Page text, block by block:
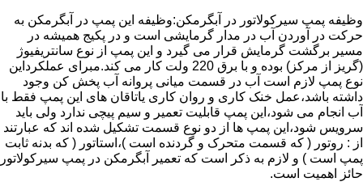
وظیفه پمپ سیرکولاتور در آبگرمکن:وظیفه این پمپ در آبگرمکن به
حرکت در آوردن آب در مدار گرمایشی است و در پکیج همیشه در
مسیر برگشت گرمایش قرار می گیرد و این پمپ از نوع سانتریفیوژ
(گریز از مرکز) بوده و با برق 220 ولت کار می کند.مبرای عملکرداین
نوع پمپ لازم است آب در قسمت میانی پروانه آب پخش کن وجود
داشته باشد،عمل خنک کاری و روان کاری یاتاقان های این پمپ فقط با
آب انجام می شود،این پمپ قابلیت تعمیر و سیم پیچی ندارد ولی باید
سرویس شود،این پمپ ها از دو نوع قسمت تشکیل شده اند که عبارتند
از : روتور ( که قسمت متحرک و گردنده است )،استاتور ( که بدنه ثابت
پمپ است ) و لازم به ذکر است که تعمیر آبگرمکن در پمپ سیرکولاتور
حائز اهمیت است.